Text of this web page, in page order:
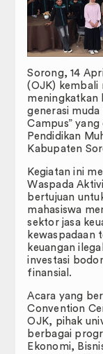
Selayang
Visi & Misi
Sasaran dan
Struktur
Kemahasiswaan
Dewan
Badan Eksekutif
Publikasi
JIP
RENCANA INDUK
RENOP dan
Sorong, 14
(OJK) kembali
meningkatkan
generasi muda
Campus”
Pendidikan
Kabupaten
Kegiatan ini
Waspada
bertujuan
mahasiswa
sektor jasa
kewaspadaan
keuangan
investasi
finansial.
Acara yang
Convention
OJK, pihak
berbagai
Ekonomi,